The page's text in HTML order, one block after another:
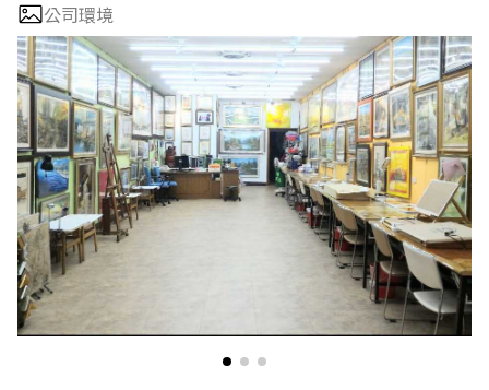
公司環境